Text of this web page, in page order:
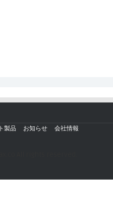
製品 お知らせ
会社情報